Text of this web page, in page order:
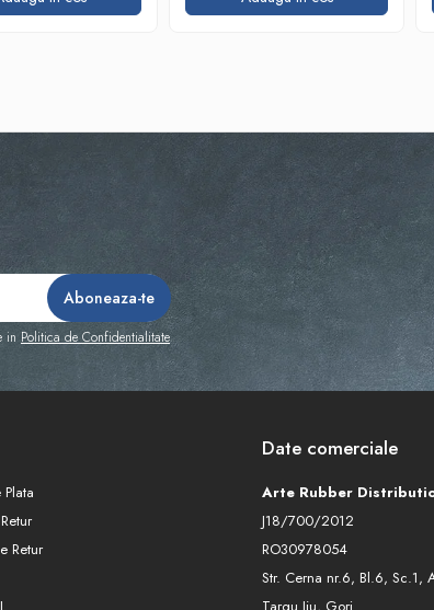
in Politica de Confidentialitate
Retur
Date comerciale
Arte Rubber
J18/700/2012
RO30978054
Str. Cerna nr.6, Bl.6, Sc.1,